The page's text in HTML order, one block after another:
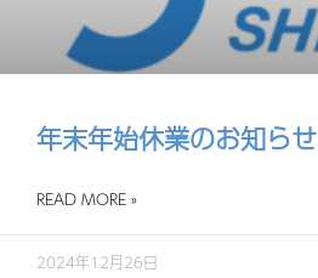
年末年始休業のお知らせ
READ MORE »
2024年12月26日